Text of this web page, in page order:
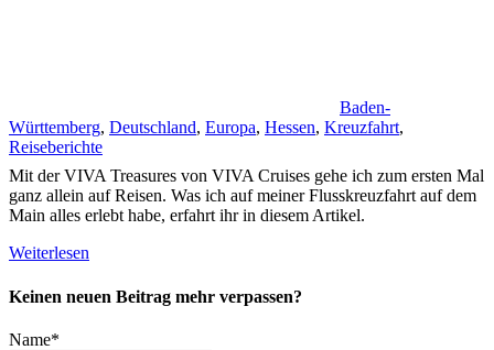
Baden-
Württemberg, Deutschland, Europa, Hessen, Kreuzfahrt,
Reiseberichte
Mit der VIVA Treasures von VIVA Cruises gehe ich zum ersten Mal
ganz allein auf Reisen. Was ich auf meiner Flusskreuzfahrt auf dem
Main alles erlebt habe, erfahrt ihr in diesem Artikel.
Weiterlesen
Keinen neuen Beitrag mehr verpassen?
Name*